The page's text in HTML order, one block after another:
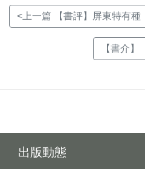
<上一篇 【書評】屏東特有種
【書介
出版動態